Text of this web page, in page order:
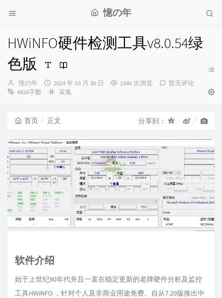
憶の年
HWiNFO硬件检测工具v8.0.54绿
色版
博
主：
憶の年
发
布
2024 年 03 月 30 日 1546 次浏览
暂无评论
4924字数
分
采集
首页 正文 分享到：
软件介绍
始于上世纪90年代并且一直在稳定更新的老牌硬件分析及监控
工具HWiNFO ，针对个人及非商业用途免费。自从7.20版推出中